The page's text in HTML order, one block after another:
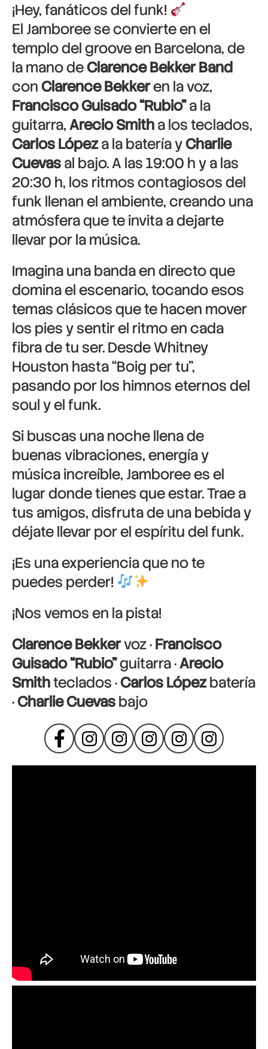
¡Hey, fanáticos del funk!
El Jamboree se convierte en el
templo del groove en Barcelona, de
la mano deClarence Bekker Band
conClarence Bekkeren la voz,
Francisco Guisado “Rubio”a la
guitarra,Arecio Smitha los teclados,
Carlos Lópeza la batería yCharlie
Cuevasal bajo. A las 19:00 h y a las
20:30 h, los ritmos contagiosos del
funk llenan el ambiente, creando una
atmósfera que te invita a dejarte
llevar por la música.
Imagina una banda en directo que
domina el escenario, tocando esos
temas clásicos que te hacen mover
los pies y sentir el ritmo en cada
fibra de tu ser. Desde Whitney
Houston hasta “Boig per tu”,
pasando por los himnos eternos del
soul y el funk.
Si buscas una noche llena de
buenas vibraciones, energía y
música increíble, Jamboree es el
lugar donde tienes que estar. Trae a
tus amigos, disfruta de una bebida y
déjate llevar por el espíritu del funk.
¡Es una experiencia que no te
puedes perder!
¡Nos vemos en la pista!
Clarence Bekkervoz ·Francisco
Guisado “Rubio”guitarra ·Arecio
Smithteclados ·Carlos Lópezbatería
·Charlie Cuevasbajo